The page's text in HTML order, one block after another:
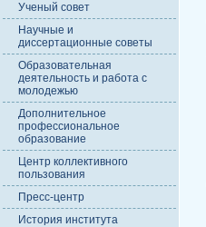
Ученый совет
Научные и
диссертационные советы
Образовательная
деятельность и работа с
молодежью
Дополнительное
профессиональное
образование
Центр коллективного
пользования
Пресс-центр
История института